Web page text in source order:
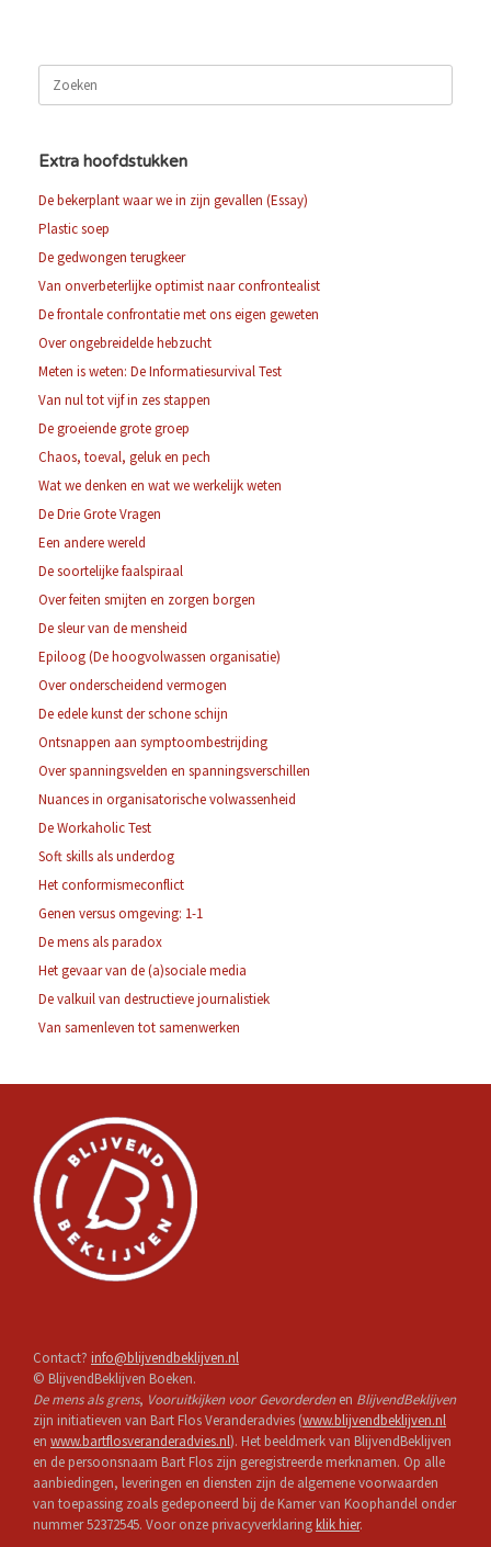
naar:
Extra hoofdstukken
De bekerplant waar we in zijn gevallen (Essay)
Plastic soep
De gedwongen terugkeer
Van onverbeterlijke optimist naar confrontealist
De frontale confrontatie met ons eigen geweten
Over ongebreidelde hebzucht
Meten is weten: De Informatiesurvival Test
Van nul tot vijf in zes stappen
De groeiende grote groep
Chaos, toeval, geluk en pech
Wat we denken en wat we werkelijk weten
De Drie Grote Vragen
Een andere wereld
De soortelijke faalspiraal
Over feiten smijten en zorgen borgen
De sleur van de mensheid
Epiloog (De hoogvolwassen organisatie)
Over onderscheidend vermogen
De edele kunst der schone schijn
Ontsnappen aan symptoombestrijding
Over spanningsvelden en spanningsverschillen
Nuances in organisatorische volwassenheid
De Workaholic Test
Soft skills als underdog
Het conformismeconflict
Genen versus omgeving: 1-1
De mens als paradox
Het gevaar van de (a)sociale media
De valkuil van destructieve journalistiek
Van samenleven tot samenwerken
Contact? info@blijvendbeklijven.nl
© BlijvendBeklijven Boeken.
De mens als grens, Vooruitkijken voor Gevorderdenen BlijvendBeklijven
zijn initiatieven van Bart Flos Veranderadvies (www.blijvendbeklijven.nl
en www.bartflosveranderadvies.nl). Het beeldmerk van BlijvendBeklijven
en de persoonsnaam Bart Flos zijn geregistreerde merknamen. Op alle
aanbiedingen, leveringen en diensten zijn de algemene voorwaarden
van toepassing zoals gedeponeerd bij de Kamer van Koophandel onder
nummer 52372545. Voor onze privacyverklaringklik hier.